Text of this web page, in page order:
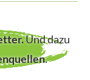
.Und dazu
.